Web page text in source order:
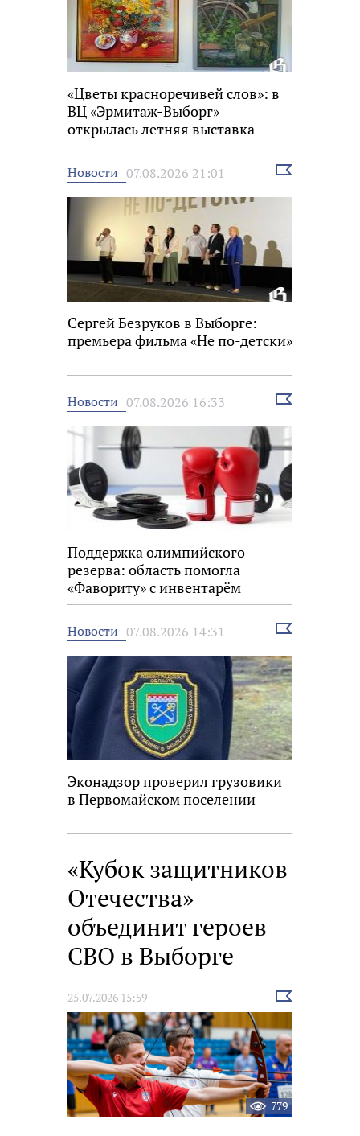
«Цветы красноречивей слов»: в
ВЦ «Эрмитаж-Выборг»
открылась летняя выставка
Новости 07.08.2026 21:01
Выбрать
Сергей Безруков в Выборге:
премьера фильма «Не по-детски»
Новости 07.08.2026 16:33
Выбрать
Поддержка олимпийского
резерва: область помогла
«Фавориту» с инвентарём
Новости 07.08.2026 14:31
Выбрать
Эконадзор проверил грузовики
в Первомайском поселении
«Кубок защитников
Отечества»
объединит героев
СВО в Выборге
25.07.2026 15:59
Выбрать
новость
779